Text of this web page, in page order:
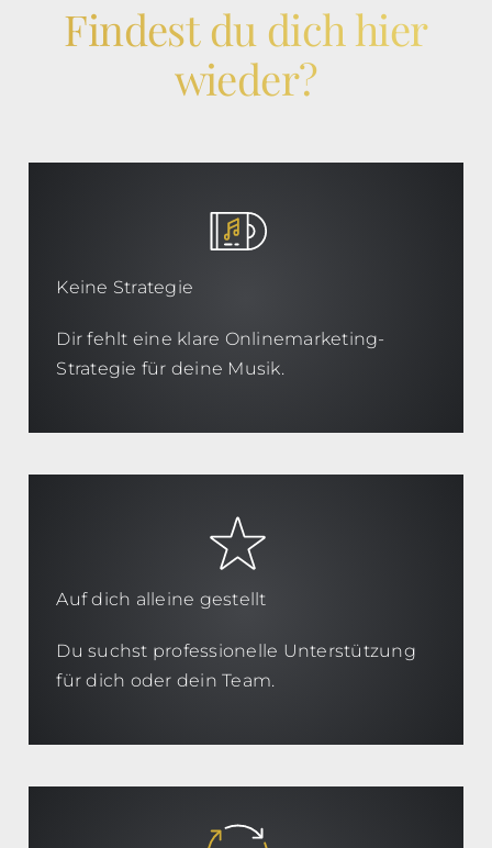
Findest du dich hier
wieder?
Keine Strategie
Dir fehlt eine klare Onlinemarketing-
Strategie für deine Musik.
Auf dich alleine gestellt
Du suchst professionelle Unterstützung
für dich oder dein Team.